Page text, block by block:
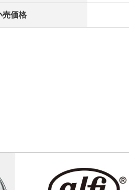
売価格